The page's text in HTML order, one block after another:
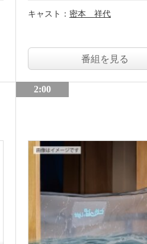
キャスト： 密本 祥代
番組を見る
2:00